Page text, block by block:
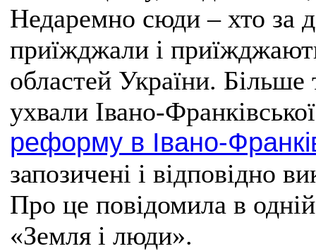
Недаремно сюди – хто за
приїжджали і
областей України.
ухвали Івано-
реформу в Івано-
запозичені і відповідно
Про це повідомила в
«Земля і люди».